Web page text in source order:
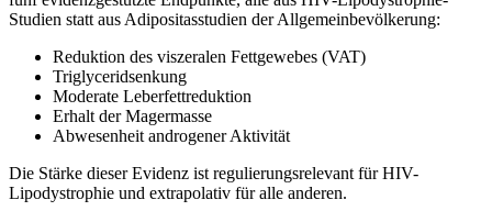
Studien statt aus Adipositasstudien der Allgemeinbevölkerung:
Reduktion des viszeralen Fettgewebes (VAT)
Triglyceridsenkung
Moderate Leberfettreduktion
Erhalt der Magermasse
Abwesenheit androgener Aktivität
Die Stärke dieser Evidenz ist regulierungsrelevant für HIV-
Lipodystrophie und extrapolativ für alle anderen.